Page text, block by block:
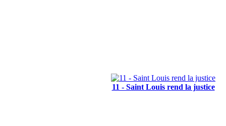
11 - Saint Louis rend la justice